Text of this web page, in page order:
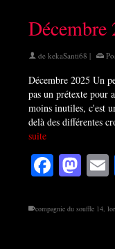
Décembre
de kekaSanti68 |
Décembre 2025 Un
pas un prétexte pour
moins inutiles, c'est
delà des différentes
suite
compagnie du souffle 14,